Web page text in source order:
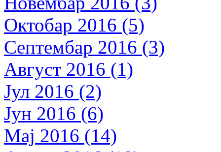
Октобар 2016 (5)
Септембар 2016 (3)
Август 2016 (1)
Јул 2016 (2)
Јун 2016 (6)
Мај 2016 (14)